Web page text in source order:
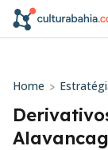
Home >